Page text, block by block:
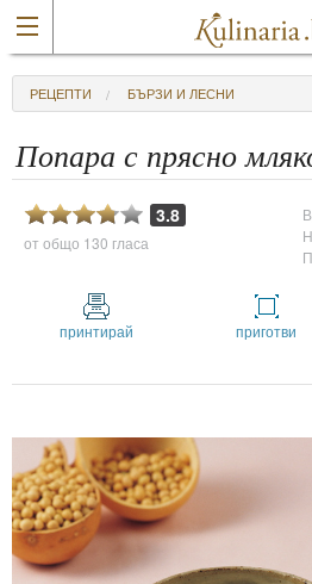
РЕЦЕПТИ БЪРЗИ И ЛЕСНИ
Попара с прясно
3.8
от общо 130 гласа
принтирай приготви